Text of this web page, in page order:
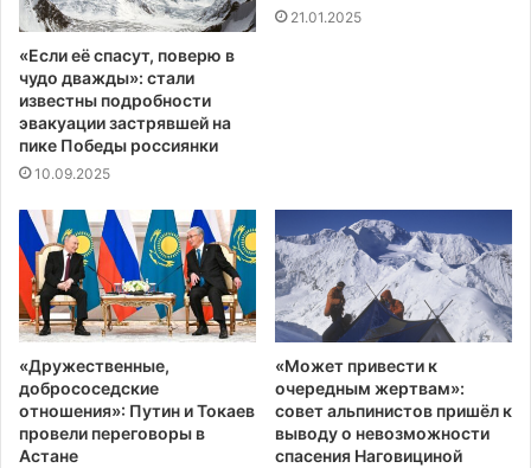
«Если её спасут, поверю в
чудо дважды»: стали
известны подробности
эвакуации застрявшей на
пике Победы россиянки
10.09.2025
21.01.2025
«Дружественные,
добрососедские
отношения»: Путин и Токаев
провели переговоры в
Астане
«Может привести к
очередным жертвам»:
совет альпинистов пришёл к
выводу о невозможности
спасения Наговициной